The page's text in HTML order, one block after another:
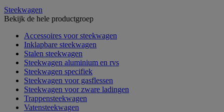
Steekwagen
Bekijk de hele productgroep
Accessoires voor steekwagen
Inklapbare steekwagen
Stalen steekwagen
Steekwagen aluminium en rvs
Steekwagen specifiek
Steekwagen voor gasflessen
Steekwagen voor zware ladingen
Trappensteekwagen
Vatensteekwagen